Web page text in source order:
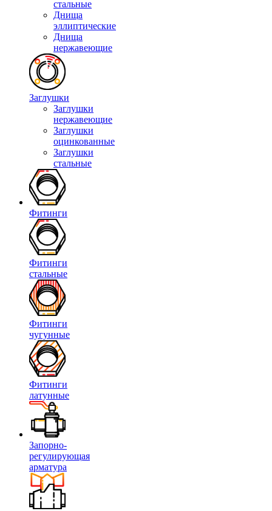
стальные
Днища
эллиптические
Днища
нержавеющие
Заглушки
Заглушки
нержавеющие
Заглушки
оцинкованные
Заглушки
стальные
Фитинги
Фитинги
стальные
Фитинги
чугунные
Фитинги
латунные
Запорно-
регулирующая
арматура